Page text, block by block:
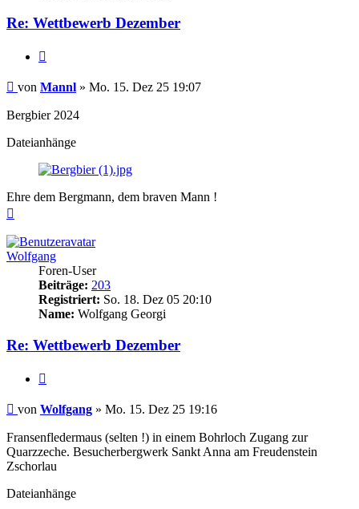
Re: Wettbewerb Dezember
Beitrag
von Mannl » Mo. 15. Dez 25 19:07
Bergbier 2024
Dateianhänge
Ehre dem Bergmann, dem braven Mann !
Wolfgang
Foren-User
Beiträge: 203
Registriert: So. 18. Dez 05 20:10
Name: Wolfgang Georgi
Re: Wettbewerb Dezember
Beitrag
von Wolfgang » Mo. 15. Dez 25 19:16
Fransenfledermaus (selten !) in einem Bohrloch Zugang zur
Quarzzeche. Besucherbergwerk Sankt Anna am Freudenstein
Zschorlau
Dateianhänge